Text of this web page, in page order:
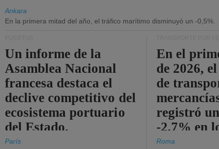
Ankara
En la primera mitad del año, el tráfico marítimo disminuyó un -0,5%.
Un informe de la
Asamblea Nacional
francesa destaca el
declive competitivo del
ecosistema portuario
del Estado.
París
En el
de 2026,
de
registró
-2,7% en
Roma